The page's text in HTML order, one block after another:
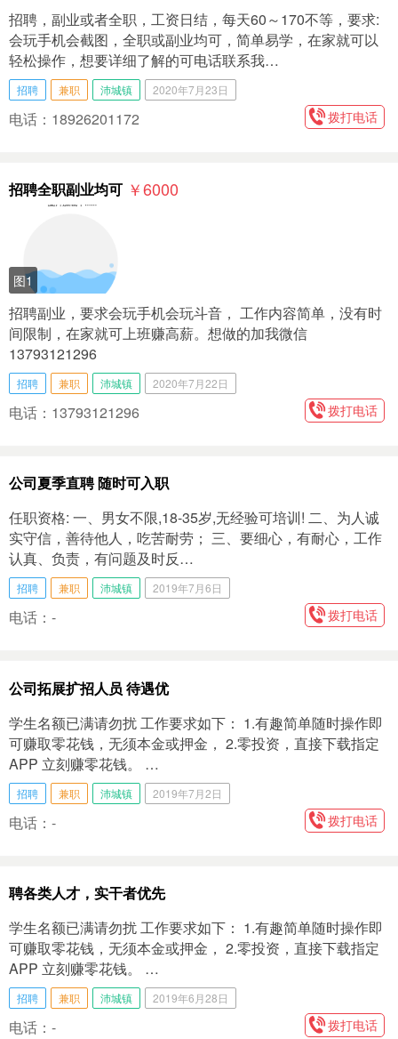
招聘，副业或者全职，工资日结，每天60～170不等，要求:
会玩手机会截图，全职或副业均可，简单易学，在家就可以
轻松操作，想要详细了解的可电话联系我…
招聘 兼职 沛城镇 2020年7月23日
电话：18926201172 拨打电话
招聘全职副业均可 ￥6000
图1
招聘副业，要求会玩手机会玩斗音， 工作内容简单，没有时
间限制，在家就可上班赚高薪。想做的加我微信
13793121296
招聘 兼职 沛城镇 2020年7月22日
电话：13793121296 拨打电话
公司夏季直聘 随时可入职
任职资格: 一、男女不限,18-35岁,无经验可培训! 二、为人诚
实守信，善待他人，吃苦耐劳； 三、要细心，有耐心，工作
认真、负责，有问题及时反…
招聘 兼职 沛城镇 2019年7月6日
电话：- 拨打电话
公司拓展扩招人员 待遇优
学生名额已满请勿扰 工作要求如下： 1.有趣简单随时操作即
可赚取零花钱，无须本金或押金， 2.零投资，直接下载指定
APP 立刻赚零花钱。 …
招聘 兼职 沛城镇 2019年7月2日
电话：- 拨打电话
聘各类人才，实干者优先
学生名额已满请勿扰 工作要求如下： 1.有趣简单随时操作即
可赚取零花钱，无须本金或押金， 2.零投资，直接下载指定
APP 立刻赚零花钱。 …
招聘 兼职 沛城镇 2019年6月28日
电话：- 拨打电话